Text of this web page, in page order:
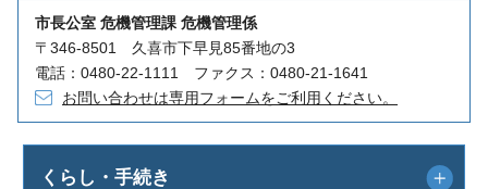
市長公室 危機管理課 危機管理係
〒346-8501 久喜市下早見85番地の3
電話：0480-22-1111 ファクス：0480-21-1641
お問い合わせは専用フォームをご利用ください。
くらし・手続き